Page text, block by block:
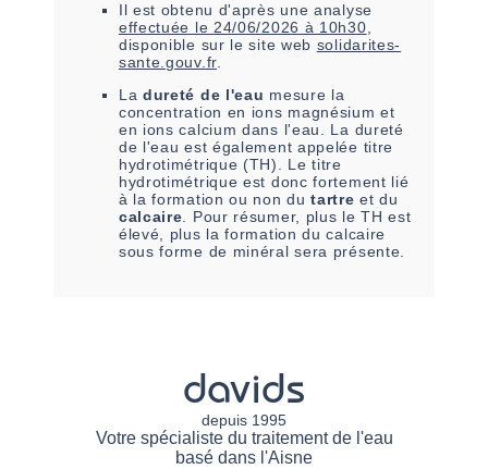
Il est obtenu d'après une analyse
effectuée le 24/06/2026 à 10h30
disponible sur le site web solidarites-
sante.gouv.fr.
La dureté de l'eau mesure la
concentration en ions magnésium et
en ions calcium dans l'eau. La dureté
de l'eau est également appelée titre
hydrotimétrique (TH). Le titre
hydrotimétrique est donc fortement lié
à la formation ou non dutartre et du
calcaire . Pour résumer, plus le TH est
élevé, plus la formation du calcaire
sous forme de minéral sera présente.
davids
depuis 1995
Votre spécialiste du traitement de l'eau
basé dans l'Aisne